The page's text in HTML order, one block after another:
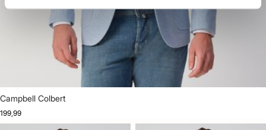
Campbell Colbert
199,99